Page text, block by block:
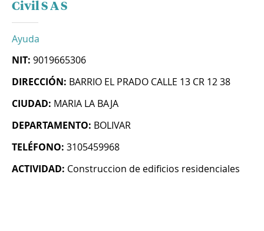
Civil S A S
Ayuda
NIT: 9019665306
DIRECCIÓN: BARRIO EL PRADO CALLE 13 CR 12 38
CIUDAD: MARIA LA BAJA
DEPARTAMENTO: BOLIVAR
TELÉFONO: 3105459968
ACTIVIDAD: Construccion de edificios residenciales